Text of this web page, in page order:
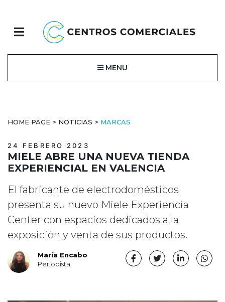
MENU
HOME PAGE > NOTICIAS > MARCAS
24 FEBRERO 2023
MIELE ABRE UNA NUEVA TIENDA
EXPERIENCIAL EN VALENCIA
El fabricante de electrodomésticos
presenta su nuevo Miele Experiencia
Center con espacios dedicados a la
exposición y venta de sus productos.
María Encabo
Periodista